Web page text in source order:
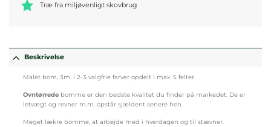
Træ fra miljøvenligt skovbrug
Beskrivelse
Malet bom, 3m. i 2-3 valgfrie farver opdelt i max. 5 felter.
Ovntørrede bomme er den bedste kvalitet du finder på markedet. De er
letvægt og revner m.m. opstår sjældent senere hen.
Meget lækre bomme, at arbejde med i hverdagen og til stævner.